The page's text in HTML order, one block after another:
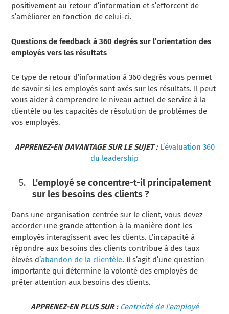
positivement au retour d’information et s’efforcent de
s’améliorer en fonction de celui-ci.
Questions de feedback à 360 degrés sur l’orientation des
employés vers les résultats
Ce type de retour d’information à 360 degrés vous permet
de savoir si les employés sont axés sur les résultats. Il peut
vous aider à comprendre le niveau actuel de service à la
clientèle ou les capacités de résolution de problèmes de
vos employés.
APPRENEZ-EN DAVANTAGE SUR LE SUJET : L’évaluation 360
du leadership
L’employé se concentre-t-il principalement
sur les besoins des clients ?
Dans une organisation centrée sur le client, vous devez
accorder une grande attention à la manière dont les
employés interagissent avec les clients. L’incapacité à
répondre aux besoins des clients contribue à des taux
élevés d’abandon de la clientèle. Il s’agit d’une question
importante qui détermine la volonté des employés de
prêter attention aux besoins des clients.
APPRENEZ-EN PLUS SUR : Centricité de l’employé